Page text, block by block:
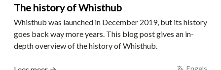
The history of Whisthub
Whisthub was launched in December 2019, but its history
goes back way more years. This blog post gives an in-
depth overview of the history of Whisthub.
Engels